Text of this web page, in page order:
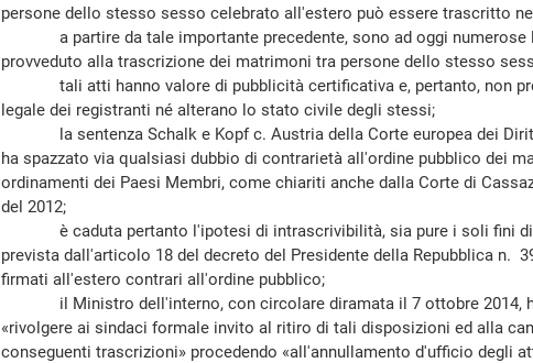
persone dello stesso sesso celebrato all'estero può essere trascritto
a partire da tale importante precedente, sono ad oggi numerose
provveduto alla trascrizione dei matrimoni tra persone dello stesso
tali atti hanno valore di pubblicità certificativa e, pertanto, non
legale dei registranti né alterano lo stato civile degli stessi;
la sentenza Schalk e Kopf c. Austria della Corte europea dei
ha spazzato via qualsiasi dubbio di contrarietà all'ordine pubblico dei
ordinamenti dei Paesi Membri, come chiariti anche dalla Corte di
del 2012;
è caduta pertanto l'ipotesi di intrascrivibilità, sia pure i soli fini di
prevista dall'articolo 18 del decreto del Presidente della Repubblica n.
firmati all'estero contrari all'ordine pubblico;
il Ministro dell'interno, con circolare diramata il 7 ottobre 2014,
«rivolgere ai sindaci formale invito al ritiro di tali disposizioni ed alla
conseguenti trascrizioni» procedendo «all'annullamento d'ufficio degli